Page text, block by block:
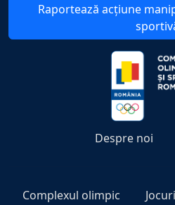
Raportează acțiune
Despre noi
Complexul olimpic